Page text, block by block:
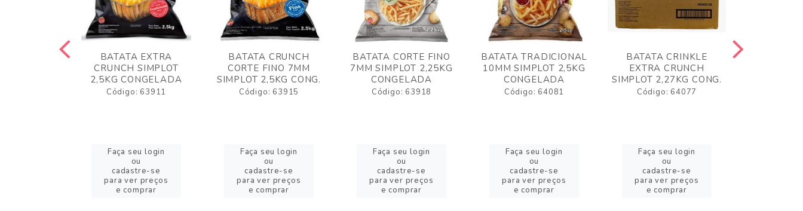
BATATA EXTRA
CRUNCH SIMPLOT
2,5KG CONGELADA
Código: 63911
Faça seu login
ou
cadastre-se
para ver preços
e comprar
BATATA CRUNCH
CORTE FINO 7MM
SIMPLOT 2,5KG CONG.
Código: 63915
Faça seu login
ou
cadastre-se
para ver preços
e comprar
BATATA CORTE FINO
7MM SIMPLOT 2,25KG
CONGELADA
Código: 63918
Faça seu login
ou
cadastre-se
para ver preços
e comprar
BATATA TRADICIONAL
10MM SIMPLOT 2,5KG
CONGELADA
Código: 64081
Faça seu login
ou
cadastre-se
para ver preços
e comprar
BATATA CRINKLE
EXTRA CRUNCH
SIMPLOT 2,27KG CONG.
Código: 64077
Faça seu login
ou
cadastre-se
para ver preços
e comprar